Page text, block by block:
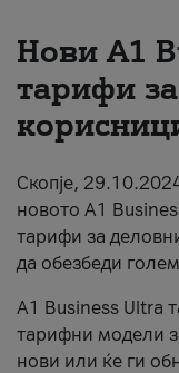
За нас
#ПодобарОнлајн
Нови А1
тарифи
Скопје,
новото А1
тарифи за
да обезбеди
A1 Business Ultra
тарифни модели
нови или ќе ги